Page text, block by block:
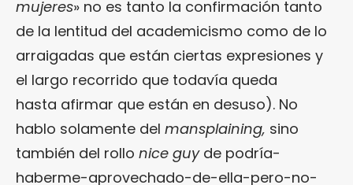
mujeres» no es tanto la confirmación tanto
de la lentitud del academicismo como de lo
arraigadas que están ciertas expresiones y
el largo recorrido que todavía queda
hasta afirmar que están en desuso). No
hablo solamente del mansplaining, sino
también del rollo nice guy de podría-
haberme-aprovechado-de-ella-pero-no-